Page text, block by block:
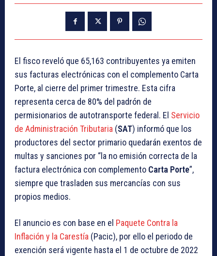
El fisco reveló que 65,163 contribuyentes ya emiten
sus facturas electrónicas con el complemento Carta
Porte, al cierre del primer trimestre. Esta cifra
representa cerca de 80% del padrón de
permisionarios de autotransporte federal. El Servicio
de Administración Tributaria (SAT) informó que los
productores del sector primario quedarán exentos de
multas y sanciones por “la no emisión correcta de la
factura electrónica con complemento Carta Porte”,
siempre que trasladen sus mercancías con sus
propios medios.
El anuncio es con base en el Paquete Contra la
Inflación y la Carestía (Pacic), por ello el periodo de
exención será vigente hasta el 1 de octubre de 2022